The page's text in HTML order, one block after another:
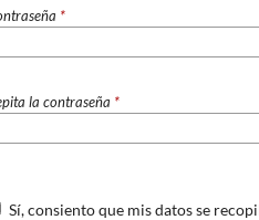
*
la contraseña *
Sí, consiento que mis datos se